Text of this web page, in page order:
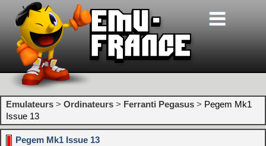
Emulateurs > Ordinateurs > Ferranti Pegasus > Pegem Mk1
Issue 13
Pegem Mk1 Issue 13